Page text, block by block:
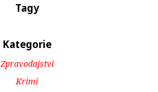
Tagy
Kategorie
Zpravodajství
Krimi